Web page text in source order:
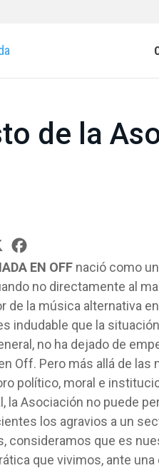
de la
EN OFF nació como
no directamente al
de la música alternativa en
indudable que la
no ha dejado de
Off. Pero más allá de
político, moral e
la Asociación no puede
los agravios a un
consideramos que es
que vivimos, ante